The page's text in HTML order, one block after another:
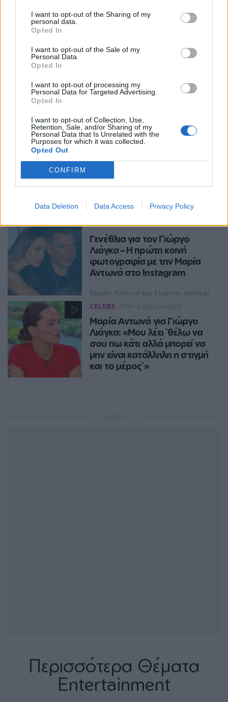
I want to opt-out of the Sharing of my
personal data.
Opted In
I want to opt-out of the Sale of my
Personal Data.
Opted In
I want to opt-out of processing my
Personal Data for Targeted Advertising.
Opted In
I want to opt-out of Collection, Use,
Retention, Sale, and/or Sharing of my
Personal Data that Is Unrelated with the
Purposes for which it was collected.
Opted Out
CONFIRM
Data Deletion Data Access Privacy Policy
Ακολουθήστε το Pink.gr στο
μάθετε πρώτοιτα πιο hot νέα.
Ακολουθήστε το Pink.gr και στο
Διαβάστε Ακόμη
CELEBS ΠΡΙΝ 10 ΕΒΔΟΜΆΔΕΣ
Γενέθλια για τον Γιώργο
Λιάγκα – Η πρώτη κοινή
φωτογραφία με την Μαρία
Αντωνά στο Instagram
Μαρία Αντωνά και Γιώργος Λιάγκας
προσπαθώντας όσο μπορούν να τον
κρατήσουν μακριά από τα φώτα της
δημοσιότητας
CELEBS
Μαρία Αντωνά για Γιώργο
Λιάγκα: «Μου λέει `θέλω να
σου πω κάτι αλλά μπορεί να
μην είναι κατάλληλη η στιγμή
και το μέρος`»
Περισσότερα Θέματα
Entertainment